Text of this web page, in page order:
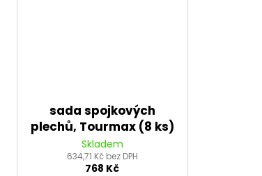
sada spojkových
plechů, Tourmax (8 ks)
Skladem
634,71 Kč bez DPH
768 Kč